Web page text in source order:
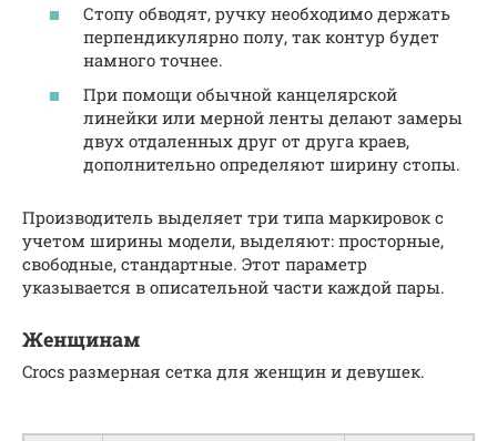
Стопу обводят, ручку необходимо держать
перпендикулярно полу, так контур будет
намного точнее.
При помощи обычной канцелярской
линейки или мерной ленты делают замеры
двух отдаленных друг от друга краев,
дополнительно определяют ширину стопы.
Производитель выделяет три типа маркировок с
учетом ширины модели, выделяют: просторные,
свободные, стандартные. Этот параметр
указывается в описательной части каждой пары.
Женщинам
Crocs размерная сетка для женщин и девушек.